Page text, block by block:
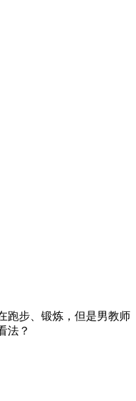
跑步、锻炼，但是男教师
法？